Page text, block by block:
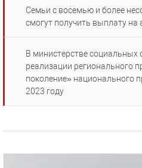
Семьи с восемью и более
смогут получить выплату на
В министерстве социальных
реализации регионального
поколение» национального
2023 году